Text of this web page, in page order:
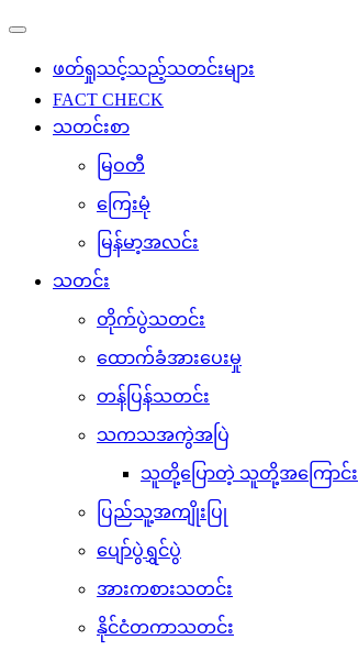
ဖတ်ရှုသင့်သည့်သတင်းများ
FACT CHECK
သတင်းစာ
မြဝတီ
ကြေးမုံ
မြန်မာ့အလင်း
သတင်း
တိုက်ပွဲသတင်း
ထောက်ခံအားပေးမှု
တန်ပြန်သတင်း
သကသအကွဲအပြဲ
သူတို့ပြောတဲ့ သူတို့အကြောင်း
ပြည်သူ့အကျိုးပြု
ပျော်ပွဲရွှင်ပွဲ
အားကစားသတင်း
နိုင်ငံတကာသတင်း